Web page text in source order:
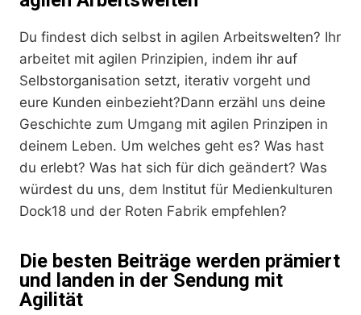
Du findest dich selbst in agilen Arbeitswelten? Ihr
arbeitet mit agilen Prinzipien, indem ihr auf
Selbstorganisation setzt, iterativ vorgeht und
eure Kunden einbezieht?Dann erzähl uns deine
Geschichte zum Umgang mit agilen Prinzipen in
deinem Leben. Um welches geht es? Was hast
du erlebt? Was hat sich für dich geändert? Was
würdest du uns, dem Institut für Medienkulturen
Dock18 und der Roten Fabrik empfehlen?
Die besten Beiträge werden prämiert
und landen in der Sendung mit
Agilität